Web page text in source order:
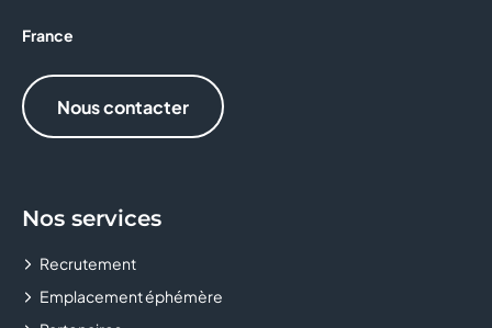
France
Nous contacter
Nos services
Recrutement
Emplacement éphémère